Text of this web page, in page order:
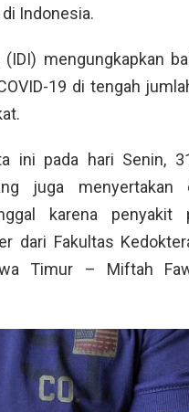
Indonesia.
mengungkapkan
19 di tengah
ini pada hari Senin,
juga menyertakan
karena penyakit
dari Fakultas
Timur – Miftah